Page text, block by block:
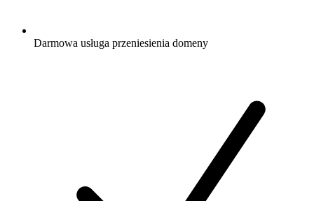
Darmowa usługa przeniesienia domeny